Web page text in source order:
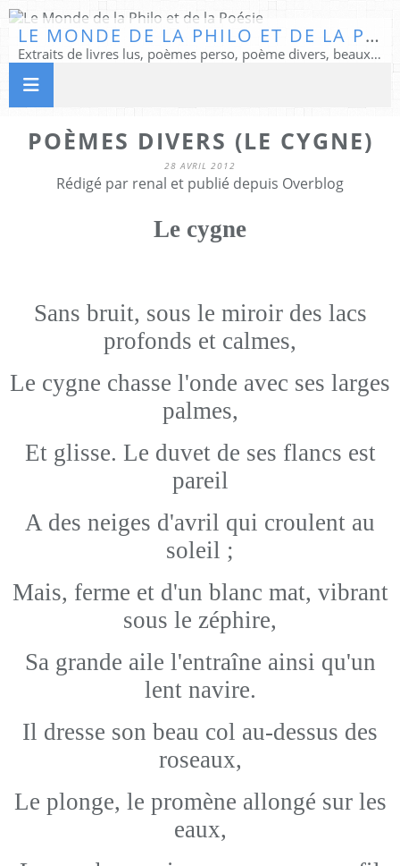
LE MONDE DE LA PHILO ET DE LA POÉSIE
Extraits de livres lus, poèmes perso, poème divers, beaux textes...
POÈMES DIVERS (LE CYGNE)
28 AVRIL 2012
Rédigé par renal et publié depuis Overblog
Le cygne
Sans bruit, sous le miroir des lacs
profonds et calmes,
Le cygne chasse l'onde avec ses larges
palmes,
Et glisse. Le duvet de ses flancs est
pareil
A des neiges d'avril qui croulent au
soleil ;
Mais, ferme et d'un blanc mat, vibrant
sous le zéphire,
Sa grande aile l'entraîne ainsi qu'un
lent navire.
Il dresse son beau col au-dessus des
roseaux,
Le plonge, le promène allongé sur les
eaux,